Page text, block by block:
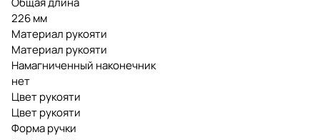
226 мм
Материал рукояти
Материал рукояти
Намагниченный наконечник
нет
Цвет рукояти
Цвет рукояти
Форма ручки